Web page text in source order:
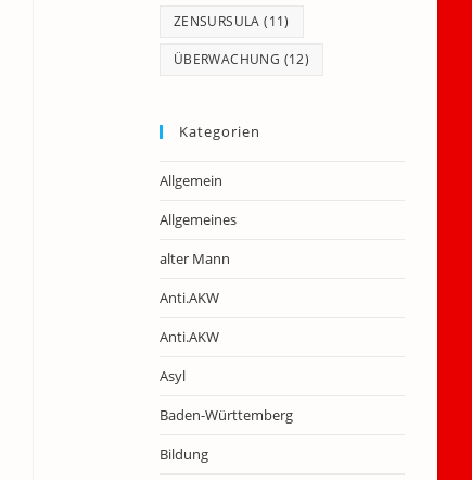
ZENSURSULA (11)
ÜBERWACHUNG (12)
Kategorien
Allgemein
Allgemeines
alter Mann
Anti.AKW
Anti.AKW
Asyl
Baden-Württemberg
Bildung